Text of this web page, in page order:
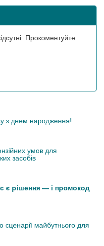
Прокоментуйте
з днем народження!
умов для
засобів
є рішення — і промокод
сценарії майбутнього для